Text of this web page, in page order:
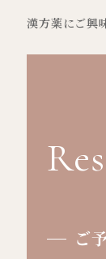
漢方薬にご興
ご